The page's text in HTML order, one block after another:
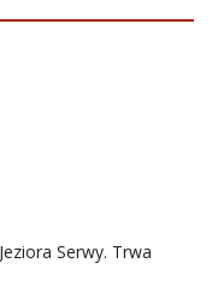
Serwy. Trwa